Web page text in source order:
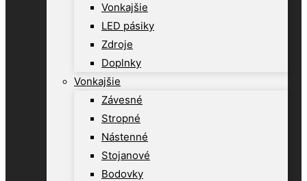
Vonkajšie
LED pásiky
Zdroje
Doplnky
Vonkajšie
Závesné
Stropné
Nástenné
Stojanové
Bodovky